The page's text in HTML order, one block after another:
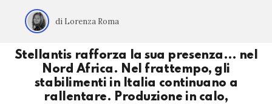
di Lorenza Roma
Stellantis rafforza la sua presenza… nel
Nord Africa. Nel frattempo, gli
stabilimenti in Italia continuano a
rallentare. Produzione in calo,